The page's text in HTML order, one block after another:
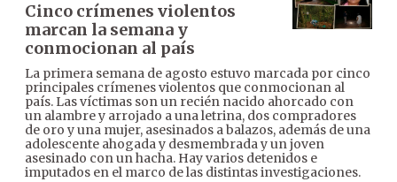
Cinco crímenes violentos
marcan la semana y
conmocionan al país
La primera semana de agosto estuvo marcada por cinco
principales crímenes violentos que conmocionan al
país. Las víctimas son un recién nacido ahorcado con
un alambre y arrojado a una letrina, dos compradores
de oro y una mujer, asesinados a balazos, además de una
adolescente ahogada y desmembrada y un joven
asesinado con un hacha. Hay varios detenidos e
imputados en el marco de las distintas investigaciones.